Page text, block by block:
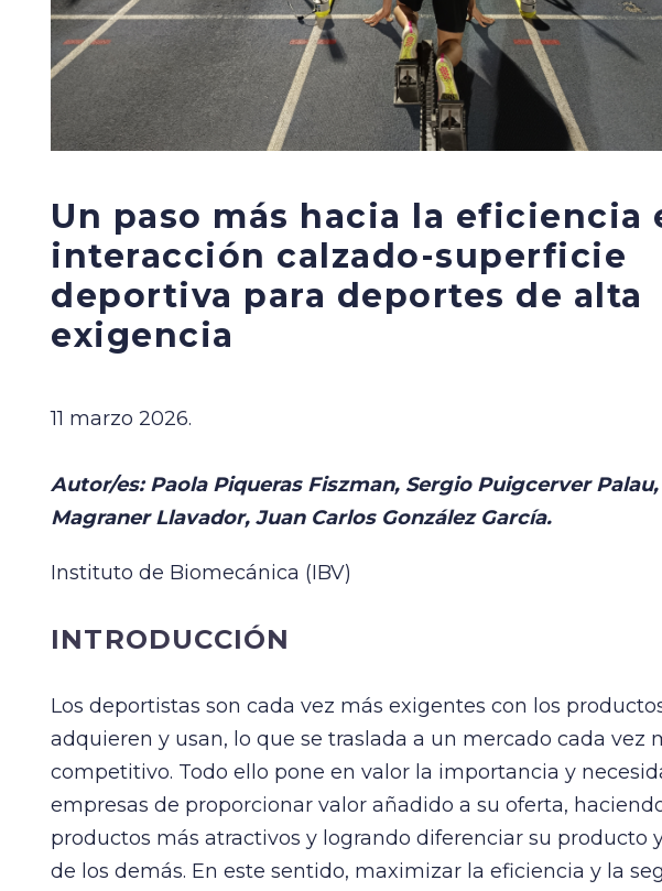
Un paso más hacia la eficiencia
interacción calzado-superficie
deportiva para deportes de alta
exigencia
11 marzo 2026.
Autor/es: Paola Piqueras Fiszman, Sergio Puigcerver
Magraner Llavador, Juan Carlos González García.
Instituto de Biomecánica (IBV)
INTRODUCCIÓN
Los deportistas son cada vez más exigentes con los
adquieren y usan, lo que se traslada a un mercado cada vez
competitivo. Todo ello pone en valor la importancia y
empresas de proporcionar valor añadido a su oferta,
productos más atractivos y logrando diferenciar su producto
de los demás. En este sentido, maximizar la eficiencia y la